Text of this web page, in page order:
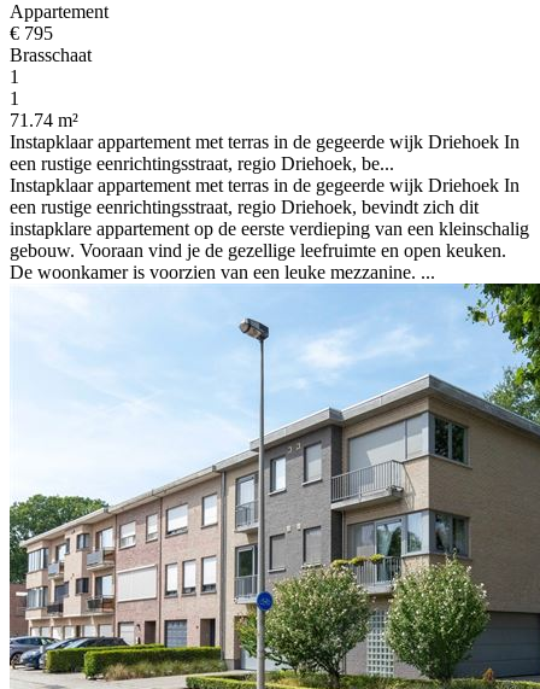
Appartement
€ 795
Brasschaat
1
1
71.74 m²
Instapklaar appartement met terras in de gegeerde wijk Driehoek In
een rustige eenrichtingsstraat, regio Driehoek, be...
Instapklaar appartement met terras in de gegeerde wijk Driehoek In
een rustige eenrichtingsstraat, regio Driehoek, bevindt zich dit
instapklare appartement op de eerste verdieping van een kleinschalig
gebouw. Vooraan vind je de gezellige leefruimte en open keuken.
De woonkamer is voorzien van een leuke mezzanine. ...